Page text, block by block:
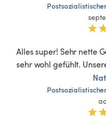
Alles super! Sehr nette
sehr wohl gefühlt.